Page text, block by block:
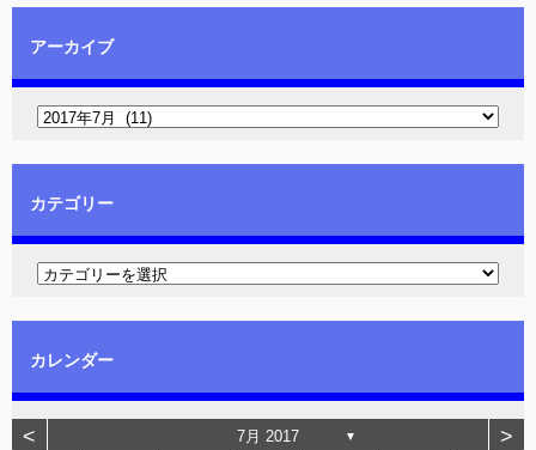
アーカイブ
カテゴリー
カレンダー
< 7月 2017 ▼ >